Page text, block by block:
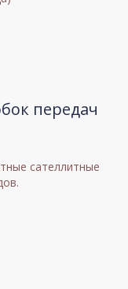
передач
сателлитные